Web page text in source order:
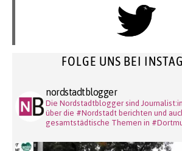
FOLGE UNS BEI
nordstadtblogger
Die Nordstadtblogger sind
über die #Nordstadt berichten und
gesamtstädtische Themen in